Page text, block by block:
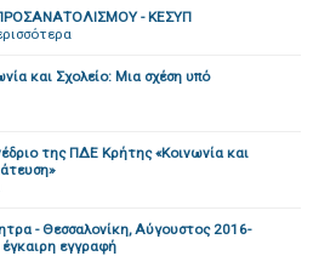
- ΚΕΣΥΠ
και Σχολείο: Μια σχέση υπό
της ΠΔΕ Κρήτης «Κοινωνία και
- Θεσσαλονίκη, Αύγουστος 2016-
εγγραφή